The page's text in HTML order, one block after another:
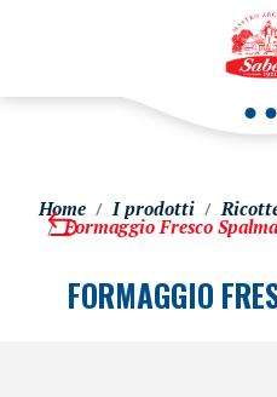
Home I prodotti
Formaggio Fresco
FORMAGGIO